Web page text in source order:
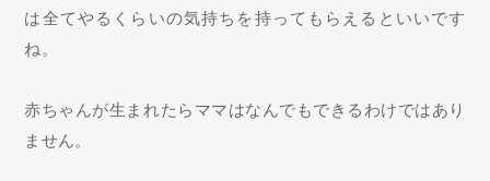
は全てやるくらいの気持ちを持ってもらえるといいです
ね。
赤ちゃんが生まれたらママはなんでもできるわけではあり
ません。